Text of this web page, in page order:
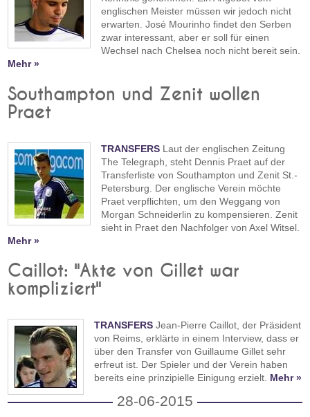
englischen Meister müssen wir jedoch nicht
erwarten. José Mourinho findet den Serben
zwar interessant, aber er soll für einen
Wechsel nach Chelsea noch nicht bereit sein.
Mehr »
Southampton und Zenit wollen
Praet
TRANSFERS Laut der englischen Zeitung
The Telegraph, steht Dennis Praet auf der
Transferliste von Southampton und Zenit St.-
Petersburg. Der englische Verein möchte
Praet verpflichten, um den Weggang von
Morgan Schneiderlin zu kompensieren. Zenit
sieht in Praet den Nachfolger von Axel Witsel.
Mehr »
Caillot: "Akte von Gillet war
kompliziert"
TRANSFERS Jean-Pierre Caillot, der Präsident
von Reims, erklärte in einem Interview, dass er
über den Transfer von Guillaume Gillet sehr
erfreut ist. Der Spieler und der Verein haben
bereits eine prinzipielle Einigung erzielt. Mehr »
28-06-2015